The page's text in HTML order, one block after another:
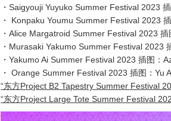
・Saigyouji Yuyuko Summer Festival 2023
・ Konpaku Youmu Summer Festival 2023
・Alice Margatroid Summer Festival 2023
・Murasaki Yakumo Summer Festival 2023
・Yakumo Ai Summer Festival 2023 插图：
・ Orange Summer Festival 2023 插图：Yu
“东方Project B2 Tapestry Summer Festival
“东方Project Large Tote Summer Festival